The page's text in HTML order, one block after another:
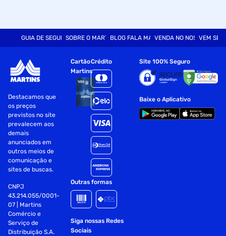
GUIA DE SEGURANÇASOBRE O MARTINSBLOG FALA MARTVENDA NO NOSSO SITE
VEM SER
Destacamos que
os preços
previstos no site
prevalecem aos
demais
anunciados em
outros meios de
comunicação e
sites de buscas.
CNPJ
43.214.055/0001-
07 | Martins
Comércio e
Serviço de
Distribuição S.A.
Cartão
Martins
Crédito
Outras formas
Siga nossas Redes
Sociais
Site 100% Seguro
Baixe o Aplicativo